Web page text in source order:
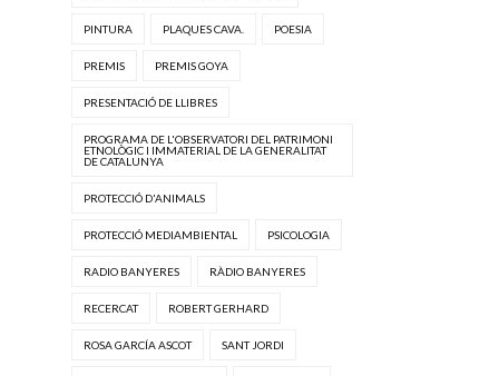
PINTURA PLAQUES CAVA. POESIA
PREMIS PREMIS GOYA
PRESENTACIÓ DE LLIBRES
PROGRAMA DE L'OBSERVATORI DEL PATRIMONI
ETNOLÒGIC I IMMATERIAL DE LA GENERALITAT
DE CATALUNYA
PROTECCIÓ D'ANIMALS
PROTECCIÓ MEDIAMBIENTAL PSICOLOGIA
RADIO BANYERES RÀDIO BANYERES
RECERCAT ROBERT GERHARD
ROSA GARCÍA ASCOT SANT JORDI